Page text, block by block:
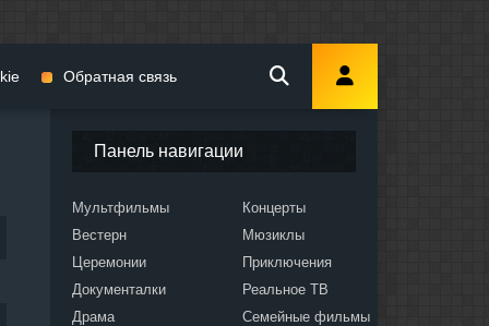
Панель навигации
Мультфильмы
Вестерн
Церемонии
Документалки
Драма
Концерты
Мюзиклы
Приключения
Реальное ТВ
Семейные фильмы
Обратная связь